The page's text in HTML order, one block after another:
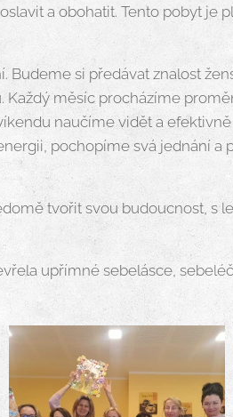
a obohatit. Tento pobyt je
si předávat znalost
měsíc procházíme
naučíme vidět a
pochopíme svá jednání a
tvořit svou budoucnost, s
upřímné sebelásce,